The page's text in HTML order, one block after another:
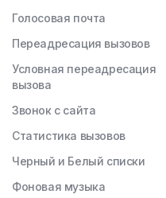
Голосовая почта
Переадресация вызовов
Условная переадресация
вызова
Звонок с сайта
Статистика вызовов
Черный и Белый списки
Фоновая музыка